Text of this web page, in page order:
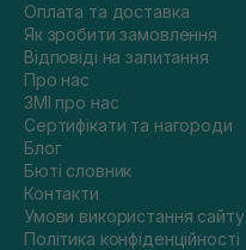
Оплата та доставка
Як зробити замовлення
Відповіді на запитання
Про нас
ЗМІ про нас
Сертифікати та нагороди
Блог
Бюті словник
Контакти
Умови використання сайту
Політика конфіденційності